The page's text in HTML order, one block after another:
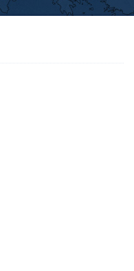
gratuitement
et sans inscription -